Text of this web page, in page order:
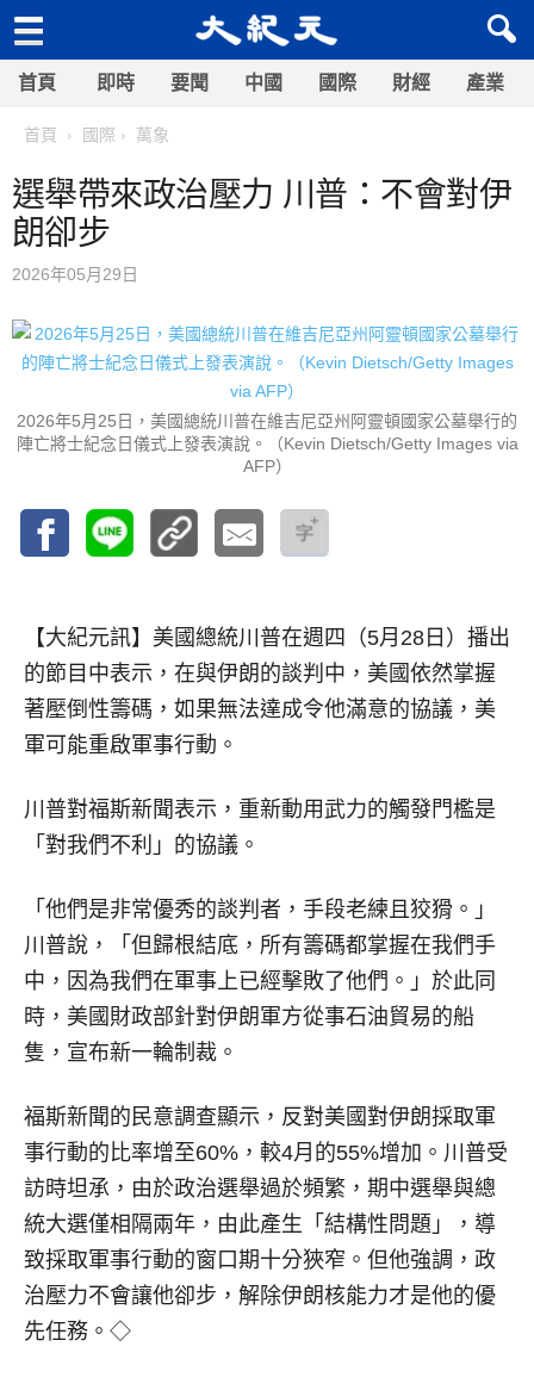
首頁 即時 要聞 中國 國際 財經 產業
首頁 國際 萬象
選舉帶來政治壓力 川普：不會對伊
朗卻步
2026年05月29日
2026年5月25日，美國總統川普在維吉尼亞州阿靈頓國家公墓舉行的
陣亡將士紀念日儀式上發表演說。（Kevin Dietsch/Getty Images via
AFP）
【大紀元訊】 美國總統川普在週四（5月28日）播出
的節目中表示，在與伊朗的談判中，美國依然掌握
著壓倒性籌碼，如果無法達成令他滿意的協議，美
軍可能重啟軍事行動。
川普對福斯新聞表示，重新動用武力的觸發門檻是
「對我們不利」的協議。
「他們是非常優秀的談判者，手段老練且狡猾。」
川普說，「但歸根結底，所有籌碼都掌握在我們手
中，因為我們在軍事上已經擊敗了他們。」於此同
時，美國財政部針對伊朗軍方從事石油貿易的船
隻，宣布新一輪制裁。
福斯新聞的民意調查顯示，反對美國對伊朗採取軍
事行動的比率增至60%，較4月的55%增加。川普受
訪時坦承，由於政治選舉過於頻繁，期中選舉與總
統大選僅相隔兩年，由此產生「結構性問題」，導
致採取軍事行動的窗口期十分狹窄。但他強調，政
治壓力不會讓他卻步，解除伊朗核能力才是他的優
先任務。◇